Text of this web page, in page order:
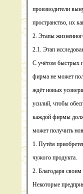
производители
пространство, их
2. Этапы
2.1. Этап
С учётом быстрых
фирма не может
ждёт новых
усилий, чтобы
каждой фирмы
может получить
1. Путём
чужого продукта.
2. Благодаря своим
Некоторые